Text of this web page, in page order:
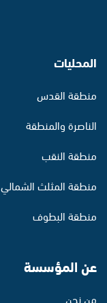
المحليات
منطقة القدس
الناصرة والمنطقة
منطقة النقب
منطقة المثلث الشمالي
منطقة البطوف
عن المؤسسة
من نحن